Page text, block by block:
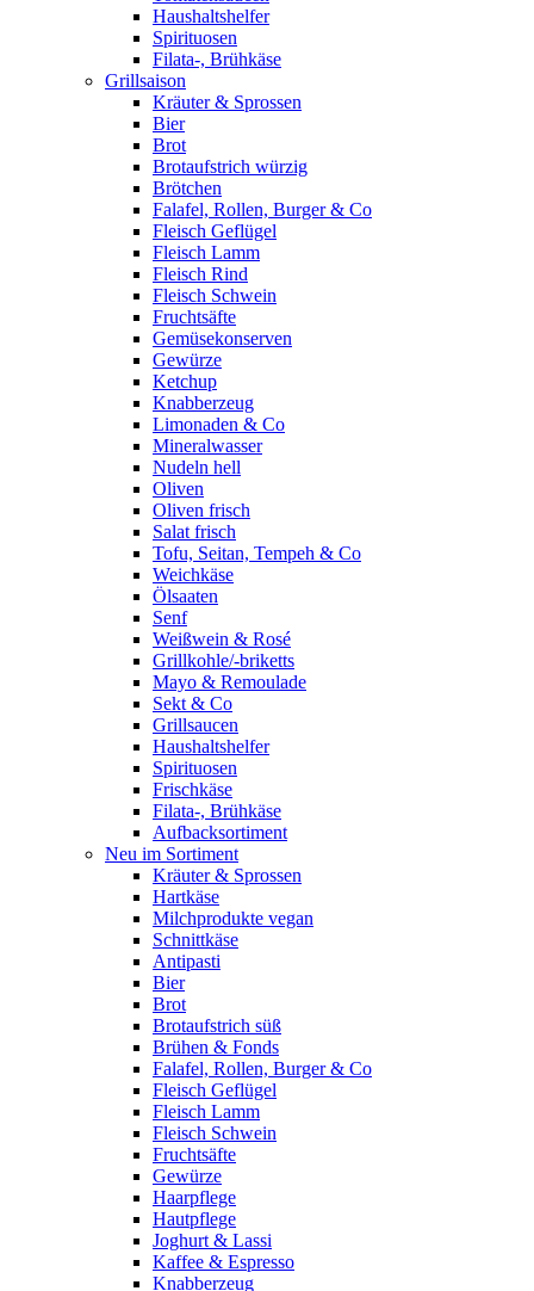
Haushaltshelfer
Spirituosen
Filata-, Brühkäse
Grillsaison
Kräuter & Sprossen
Bier
Brot
Brotaufstrich würzig
Brötchen
Falafel, Rollen, Burger & Co
Fleisch Geflügel
Fleisch Lamm
Fleisch Rind
Fleisch Schwein
Fruchtsäfte
Gemüsekonserven
Gewürze
Ketchup
Knabberzeug
Limonaden & Co
Mineralwasser
Nudeln hell
Oliven
Oliven frisch
Salat frisch
Tofu, Seitan, Tempeh & Co
Weichkäse
Ölsaaten
Senf
Weißwein & Rosé
Grillkohle/-briketts
Mayo & Remoulade
Sekt & Co
Grillsaucen
Haushaltshelfer
Spirituosen
Frischkäse
Filata-, Brühkäse
Aufbacksortiment
Neu im Sortiment
Kräuter & Sprossen
Hartkäse
Milchprodukte vegan
Schnittkäse
Antipasti
Bier
Brot
Brotaufstrich süß
Brühen & Fonds
Falafel, Rollen, Burger & Co
Fleisch Geflügel
Fleisch Lamm
Fleisch Schwein
Fruchtsäfte
Gewürze
Haarpflege
Hautpflege
Joghurt & Lassi
Kaffee & Espresso
Knabberzeug